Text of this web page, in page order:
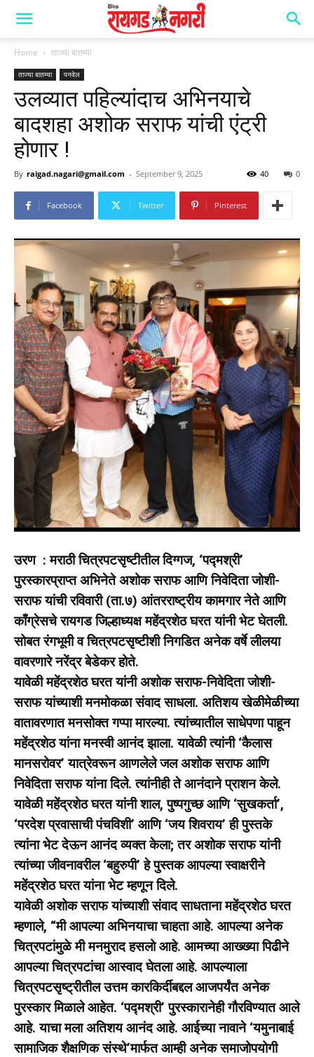
Home ताज्या बातम्या
ताज्या बातम्या पनवेल
उलव्यात पहिल्यांदाच अभिनयाचे
बादशहा अशोक सराफ यांची एंट्री
होणार !
By raigad.nagari@gmail.com - September 9, 2025 0
40
Facebook Twitter Pinterest
उरण : मराठी चित्रपटसृष्टीतील दिग्गज, ‘पद्मश्री’
पुरस्कारप्राप्त अभिनेते अशोक सराफ आणि निवेदिता जोशी-
सराफ यांची रविवारी (ता.७) आंतरराष्ट्रीय कामगार नेते आणि
काँग्रेसचे रायगड जिल्हाध्यक्ष महेंद्रशेठ घरत यांनी भेट घेतली.
सोबत रंगभूमी व चित्रपटसृष्टीशी निगडित अनेक वर्षे लीलया
वावरणारे नरेंद्र बेडेकर होते.
यावेळी महेंद्रशेठ घरत यांनी अशोक सराफ-निवेदिता जोशी-
सराफ यांच्याशी मनमोकळा संवाद साधला. अतिशय खेळीमेळीच्या
वातावरणात मनसोक्त गप्पा मारल्या. त्यांच्यातील साधेपणा पाहून
महेंद्रशेठ यांना मनस्वी आनंद झाला. यावेळी त्यांनी ‘कैलास
मानसरोवर’ यात्रेवरून आणलेले जल अशोक सराफ आणि
निवेदिता सराफ यांना दिले. त्यांनीही ते आनंदाने प्राशन केले.
यावेळी महेंद्रशेठ घरत यांनी शाल, पुष्पगुच्छ आणि ‘सुखकर्ता’,
‘परदेश प्रवासाची पंचविशी’ आणि ‘जय शिवराय’ ही पुस्तके
त्यांना भेट देऊन आनंद व्यक्त केला; तर अशोक सराफ यांनी
त्यांच्या जीवनावरील ‘बहुरुपी’ हे पुस्तक आपल्या स्वाक्षरीने
महेंद्रशेठ घरत यांना भेट म्हणून दिले.
यावेळी अशोक सराफ यांच्याशी संवाद साधताना महेंद्रशेठ घरत
म्हणाले, “मी आपल्या अभिनयाचा चाहता आहे. आपल्या अनेक
चित्रपटांमुळे मी मनमुराद हसलो आहे. आमच्या आख्ख्या पिढीने
आपल्या चित्रपटांचा आस्वाद घेतला आहे. आपल्याला
चित्रपटसृष्ट्रीतील उत्तम कारकिर्दीबद्दल आजपर्यंत अनेक
पुरस्कार मिळाले आहेत. ‘पद्मश्री’ पुरस्कारानेही गौरविण्यात आले
आहे. याचा मला अतिशय आनंद आहे. आईच्या नावाने ‘यमुनाबाई
सामाजिक शैक्षणिक संस्थे’मार्फत आम्ही अनेक समाजोपयोगी